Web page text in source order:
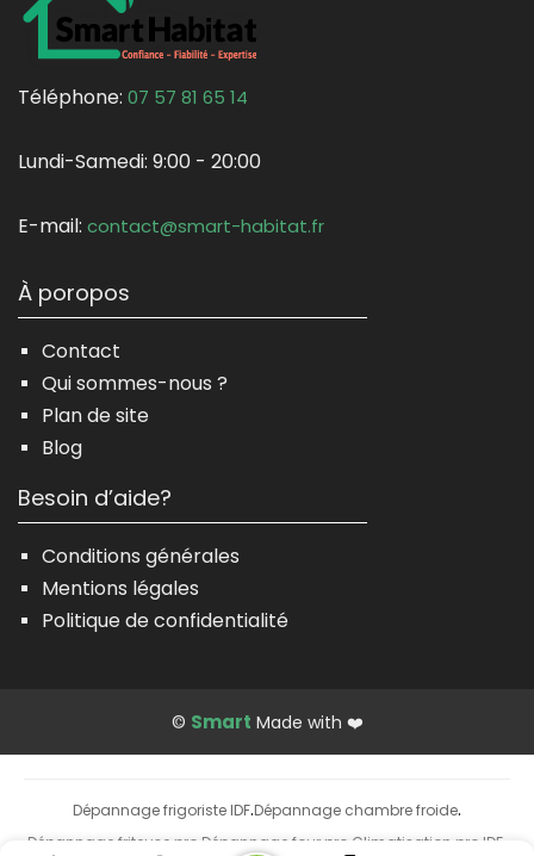
Téléphone: 07 57 81 65 14
Lundi-Samedi: 9:00 - 20:00
E-mail: contact@smart-habitat.fr
À poropos
Contact
Qui sommes-nous ?
Plan de site
Blog
Besoin d’aide?
Conditions générales
Mentions légales
Politique de confidentialité
© Smart Made with ❤️
Dépannage frigoriste IDF·Dépannage chambre froide·
Dépannage friteuse pro Dépannage four pro Climatisation pro IDF